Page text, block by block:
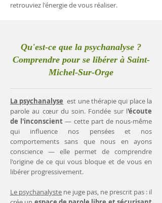
retrouviez l'énergie de vous réaliser.
Qu'est-ce que la psychanalyse ?
Comprendre pour se libérer à Saint-
Michel-Sur-Orge
La psychanalyse est une thérapie qui place la
parole au cœur du soin. Fondée sur l'écoute
de l'inconscient— cette part de nous-même
qui influence nos pensées et nos
comportements sans que nous en ayons
conscience — elle permet de comprendre
l'origine de ce qui vous bloque et de vous en
libérer progressivement.
Le psychanalyste ne juge pas, ne prescrit pas : il